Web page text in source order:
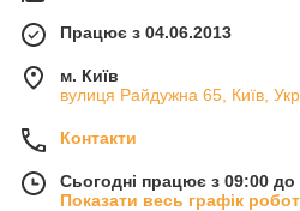
Працює з 04.06.2013
м. Київ
вулиця Райдужна 65, Київ,
Контакти
Сьогодні працює з 09:00 до
Показати весь графік